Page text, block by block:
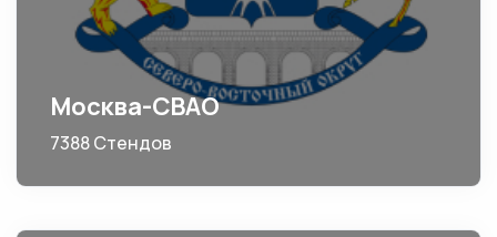
Москва-СВАО
7388 Стендов